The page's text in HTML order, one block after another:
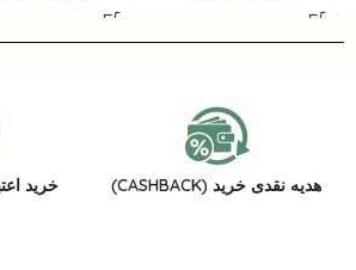
هدیه نقدی خرید (CASHBACK)